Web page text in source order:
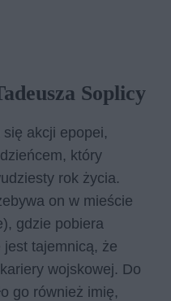
Soplicy
akcji epopei,
który
rok życia.
on w mieście
gdzie pobiera
tajemnicą, że
wojskowej. Do
go również imię,